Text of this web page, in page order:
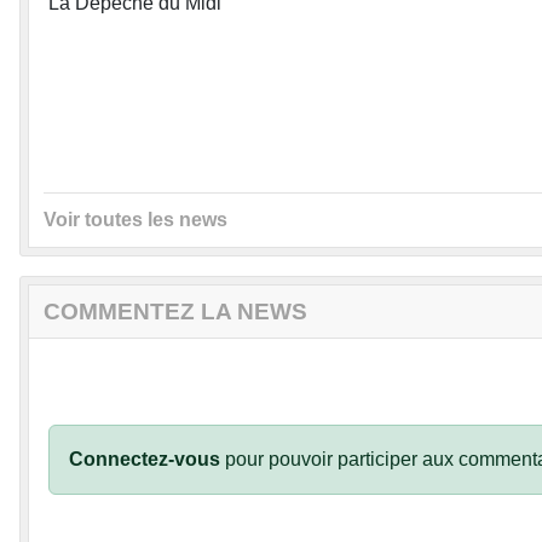
Voir toutes les news
COMMENTEZ LA NEWS
Connectez-vous pour pouvoir participer aux